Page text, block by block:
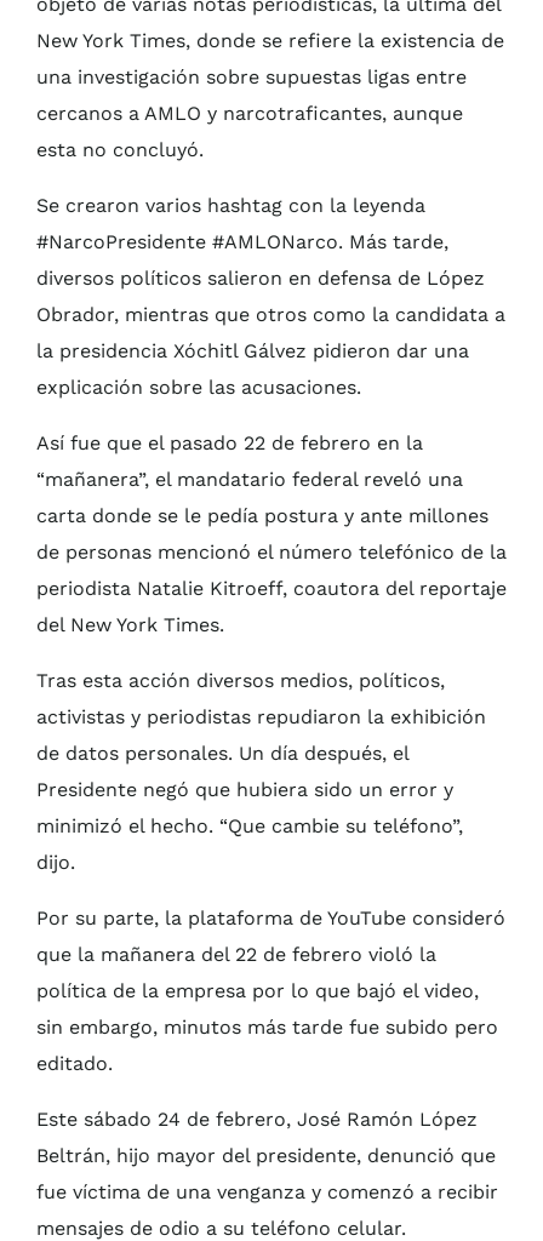
New York Times, donde se refiere la existencia de
una investigación sobre supuestas ligas entre
cercanos a AMLO y narcotraficantes, aunque
esta no concluyó.
Se crearon varios hashtag con la leyenda
#NarcoPresidente #AMLONarco. Más tarde,
diversos políticos salieron en defensa de López
Obrador, mientras que otros como la candidata a
la presidencia Xóchitl Gálvez pidieron dar una
explicación sobre las acusaciones.
Así fue que el pasado 22 de febrero en la
“mañanera”, el mandatario federal reveló una
carta donde se le pedía postura y ante millones
de personas mencionó el número telefónico de la
periodista Natalie Kitroeff, coautora del reportaje
del New York Times.
Tras esta acción diversos medios, políticos,
activistas y periodistas repudiaron la exhibición
de datos personales. Un día después, el
Presidente negó que hubiera sido un error y
minimizó el hecho. “Que cambie su teléfono”,
dijo.
Por su parte, la plataforma de YouTube consideró
que la mañanera del 22 de febrero violó la
política de la empresa por lo que bajó el video,
sin embargo, minutos más tarde fue subido pero
editado.
Este sábado 24 de febrero, José Ramón López
Beltrán, hijo mayor del presidente, denunció que
fue víctima de una venganza y comenzó a recibir
mensajes de odio a su teléfono celular.